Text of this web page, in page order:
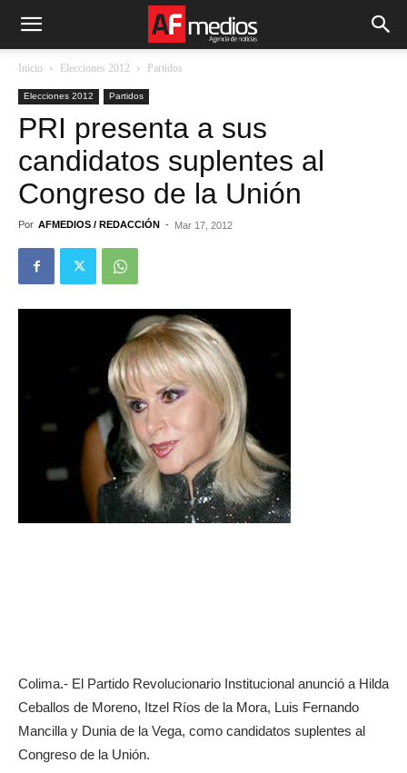
Inicio Elecciones 2012 Partidos
Elecciones 2012 Partidos
PRI presenta a sus
candidatos suplentes al
Congreso de la Unión
Por AFMEDIOS / REDACCIÓN - Mar 17, 2012
Colima.- El Partido Revolucionario Institucional anunció a Hilda
Ceballos de Moreno, Itzel Ríos de la Mora, Luis Fernando
Mancilla y Dunia de la Vega, como candidatos suplentes al
Congreso de la Unión.